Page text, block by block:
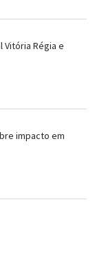
Vitória Régia e
impacto em